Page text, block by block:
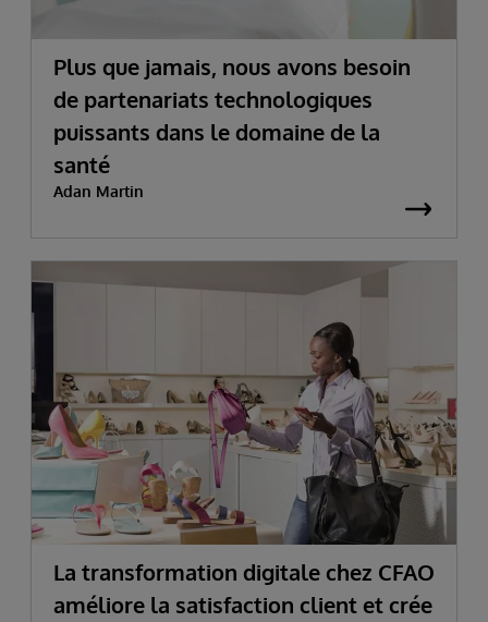
Plus que jamais, nous avons besoin
de partenariats technologiques
puissants dans le domaine de la
santé
Adan Martin
La transformation digitale chez CFAO
améliore la satisfaction client et crée